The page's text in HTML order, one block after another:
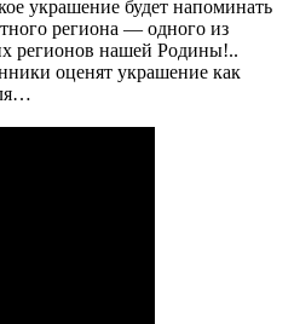
украшение будет напоминать
региона — одного из
регионов нашей Родины!..
оценят украшение как